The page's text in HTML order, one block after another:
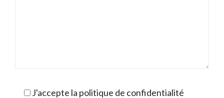
J'accepte la politique de confidentialité